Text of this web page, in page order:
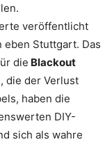
veröffentlicht
eben Stuttgart. Das
die Blackout
die der Verlust
haben die
DIY-
sich als wahre